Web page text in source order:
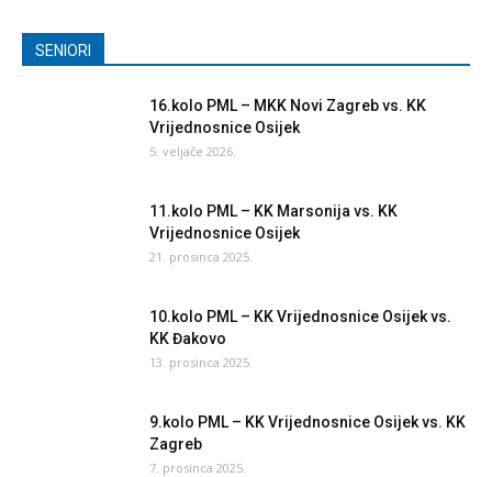
SENIORI
16.kolo PML – MKK Novi Zagreb vs. KK
Vrijednosnice Osijek
5. veljače 2026.
11.kolo PML – KK Marsonija vs. KK
Vrijednosnice Osijek
21. prosinca 2025.
10.kolo PML – KK Vrijednosnice Osijek vs.
KK Đakovo
13. prosinca 2025.
9.kolo PML – KK Vrijednosnice Osijek vs. KK
Zagreb
7. prosinca 2025.